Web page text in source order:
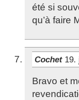
été si
qu’à faire
Cochet 19.
Bravo et